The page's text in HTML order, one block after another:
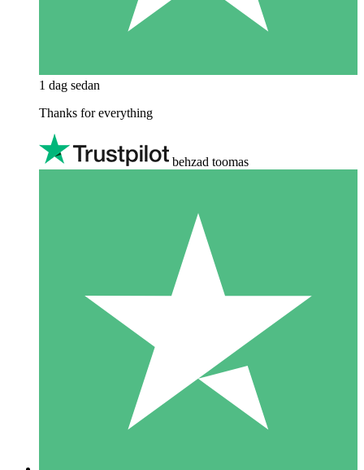
1 dag sedan
Thanks for everything
behzad toomas